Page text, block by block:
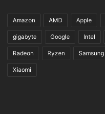
Amazon AMD Apple
gigabyte Google Intel
Radeon Ryzen Samsung
Xiaomi